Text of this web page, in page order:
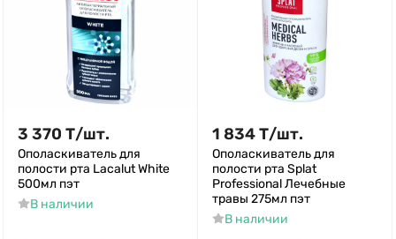
3 370 Т/шт.
Ополаскиватель для
полости рта Lacalut White
500мл пэт
В наличии
1 834Т/шт.
Ополаскиватель для
полости рта Splat
Professional Лечебные
травы 275мл пэт
В наличии